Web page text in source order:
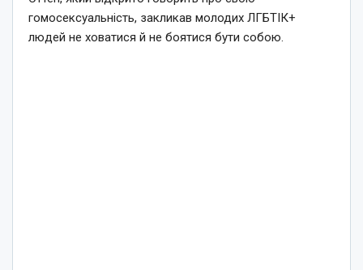
гомосексуальність, закликав молодих ЛГБТІК+
людей не ховатися й не боятися бути собою.